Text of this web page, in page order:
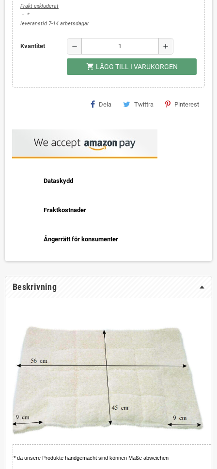
Frakt exkluderat
*
leveranstid 7-14 arbetsdagar
Kvantitet remove add
shopping_cart LÄGG TILL I VARUKORGEN
Dela Twittra Pinterest
Dataskydd
Fraktkostnader
Ångerrätt för konsumenter
Beskrivning
* da unsere Produkte handgemacht sind können Maße abweichen